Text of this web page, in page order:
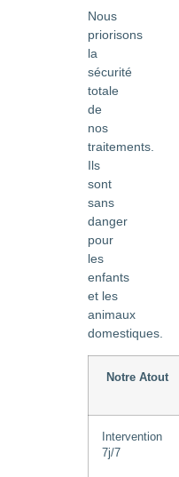
Nous
priorisons
la
sécurité
totale
de
nos
traitements.
Ils
sont
sans
danger
pour
les
enfants
et les
animaux
domestiques.
Notre Atout
Intervention
7j/7